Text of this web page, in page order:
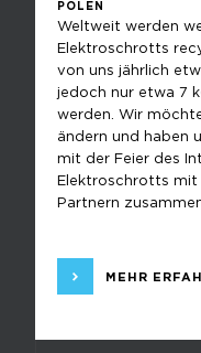
POLEN
Weltweit werden
Elektroschrotts
von uns jährlich
jedoch nur etwa 7
werden. Wir
ändern und haben
mit der Feier des
Elektroschrotts mit
Partnern
MEHR